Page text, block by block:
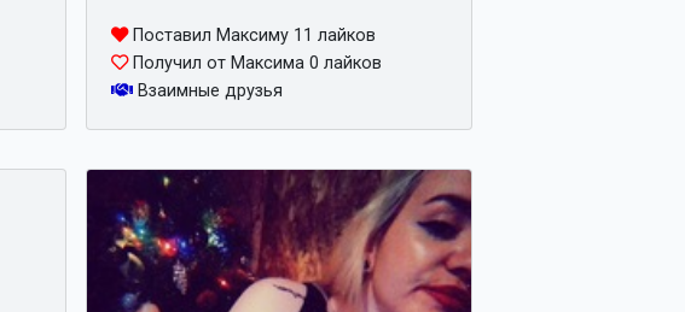
Поставил Максиму 11 лайков
Получил от Максима 0 лайков
Взаимные друзья